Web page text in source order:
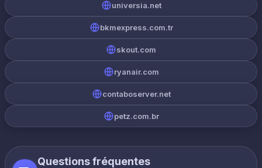
universia.net
bkmexpress.com.tr
skout.com
ryanair.com
contaboserver.net
petz.com.br
Questions fréquentes